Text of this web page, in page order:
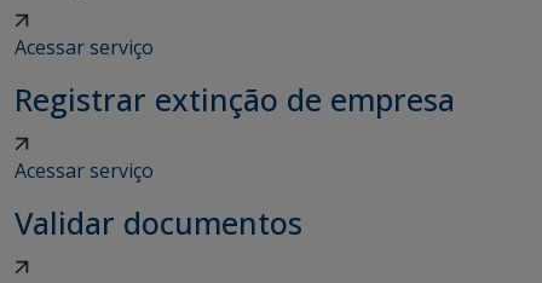
Acessar serviço
Registrar extinção de empresa
Acessar serviço
Validar documentos